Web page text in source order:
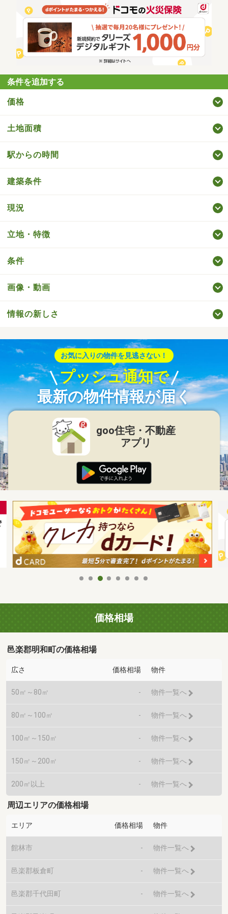
条件を追加する
価格
土地面積
駅からの時間
建築条件
現況
立地・特徴
条件
画像・動画
情報の新しさ
お気に入りの物件を見逃さない！
プッシュ通知で
最新の物件情報が届く
goo住宅・不動産
アプリ
価格相場
邑楽郡明和町の価格相場
広さ 価格相場 物件
50㎡～80㎡ - 物件一覧へ
80㎡～100㎡ - 物件一覧へ
100㎡～150㎡ - 物件一覧へ
150㎡～200㎡ - 物件一覧へ
200㎡以上 - 物件一覧へ
周辺エリアの価格相場
エリア 価格相場 物件
館林市 - 物件一覧へ
邑楽郡板倉町 - 物件一覧へ
邑楽郡千代田町 - 物件一覧へ